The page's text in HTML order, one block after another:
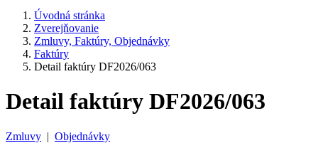
Úvodná stránka
Zverejňovanie
Zmluvy, Faktúry, Objednávky
Faktúry
Detail faktúry DF2026/063
Detail faktúry DF2026/063
Zmluvy | Objednávky